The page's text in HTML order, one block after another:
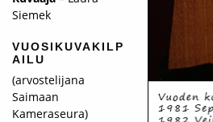
Siemek
VUOSIKUVAKILP
AILU
(arvostelijana
Saimaan
Kameraseura)